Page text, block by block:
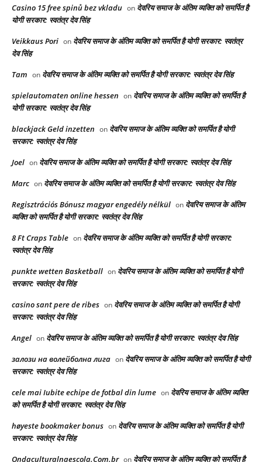
Casino 15 free spinů bez vkladu on देवरिय समाज के अंतिम व्यक्ति को समर्पित है
योगी सरकार: स्वतंत्र देव सिंह
Veikkaus Pori on देवरिय समाज के अंतिम व्यक्ति को समर्पित है योगी सरकार: स्वतंत्र
देव सिंह
Tam on देवरिय समाज के अंतिम व्यक्ति को समर्पित है योगी सरकार: स्वतंत्र देव सिंह
spielautomaten online hessen on देवरिय समाज के अंतिम व्यक्ति को समर्पित है
योगी सरकार: स्वतंत्र देव सिंह
blackjack Geld inzetten on देवरिय समाज के अंतिम व्यक्ति को समर्पित है योगी
सरकार: स्वतंत्र देव सिंह
Joel on देवरिय समाज के अंतिम व्यक्ति को समर्पित है योगी सरकार: स्वतंत्र देव सिंह
Marc on देवरिय समाज के अंतिम व्यक्ति को समर्पित है योगी सरकार: स्वतंत्र देव सिंह
Regisztrációs Bónusz magyar engedély nélkül on देवरिय समाज के अंतिम
व्यक्ति को समर्पित है योगी सरकार: स्वतंत्र देव सिंह
8 Ft Craps Table on देवरिय समाज के अंतिम व्यक्ति को समर्पित है योगी सरकार:
स्वतंत्र देव सिंह
punkte wetten Basketball on देवरिय समाज के अंतिम व्यक्ति को समर्पित है योगी
सरकार: स्वतंत्र देव सिंह
casino sant pere de ribes on देवरिय समाज के अंतिम व्यक्ति को समर्पित है योगी
सरकार: स्वतंत्र देव सिंह
Angel on देवरिय समाज के अंतिम व्यक्ति को समर्पित है योगी सरकार: स्वतंत्र देव सिंह
залози на волейболна лига on देवरिय समाज के अंतिम व्यक्ति को समर्पित है योगी
सरकार: स्वतंत्र देव सिंह
cele mai Iubite echipe de fotbal din lume on देवरिय समाज के अंतिम व्यक्ति
को समर्पित है योगी सरकार: स्वतंत्र देव सिंह
høyeste bookmaker bonus on देवरिय समाज के अंतिम व्यक्ति को समर्पित है योगी
सरकार: स्वतंत्र देव सिंह
Ondaculturalnaescola.Com.br on देवरिय समाज के अंतिम व्यक्ति को समर्पित है